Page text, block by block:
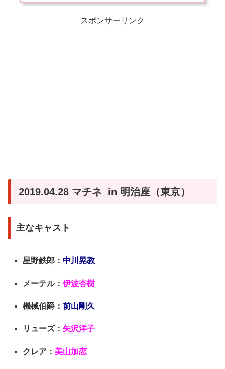
スポンサーリンク
2019.04.28 マチネ in 明治座（東京）
主なキャスト
星野鉄郎：中川晃教
メーテル：伊波杏樹
機械伯爵：前山剛久
リューズ： 矢沢洋子
クレア： 美山加恋